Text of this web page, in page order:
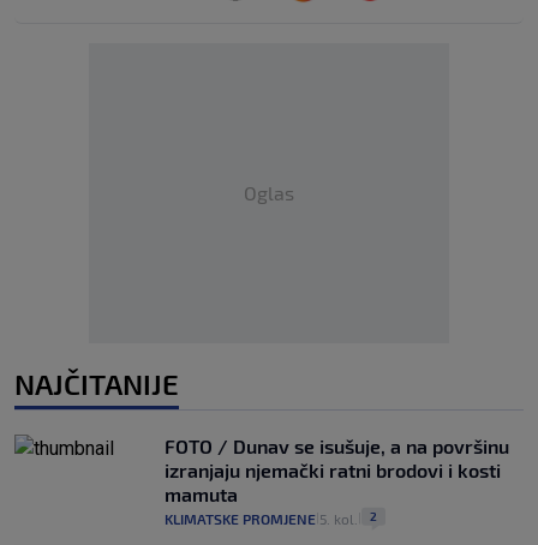
Oglas
NAJČITANIJE
FOTO / Dunav se isušuje, a na površinu
izranjaju njemački ratni brodovi i kosti
mamuta
KLIMATSKE PROMJENE 5. kol. 2